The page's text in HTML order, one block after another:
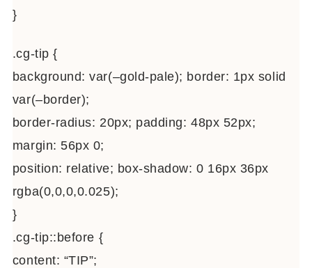
}
.cg-tip {
background: var(–gold-pale); border: 1px solid
var(–border);
border-radius: 20px; padding: 48px 52px;
margin: 56px 0;
position: relative; box-shadow: 0 16px 36px
rgba(0,0,0,0.025);
}
.cg-tip::before {
content: “TIP”;